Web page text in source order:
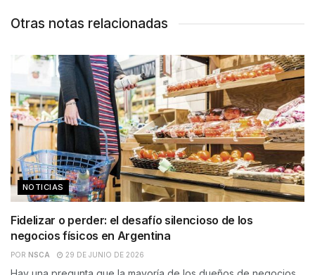
Otras notas relacionadas
NOTICIAS
Fidelizar o perder: el desafío silencioso de los
negocios físicos en Argentina
POR NSCA 29 DE JUNIO DE 2026